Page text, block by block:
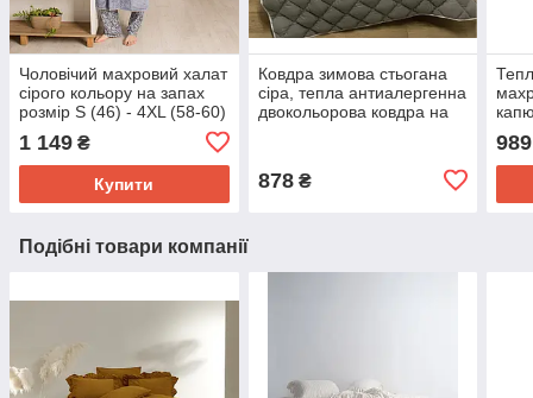
Чоловічий махровий халат
сірого кольору на запах
розмір S (46) - 4XL (58-60)
1 149 ₴
Купити
Ковдра зимова стьогана
сіра, тепла антиалергенна
двокольорова ковдра на
878₴
989
Подібні товари компанії